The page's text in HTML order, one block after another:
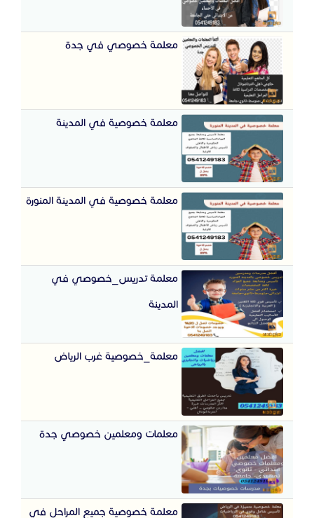
معلمة خصوصي في جدة
معلمة خصوصية في المدينة
معلمة خصوصية في المدينة المنورة
معلمة تدريس_خصوصي في
المدينة
معلمة_خصوصية غرب الرياض
معلمات ومعلمين خصوصي جدة
معلمة خصوصية جميع المراحل في